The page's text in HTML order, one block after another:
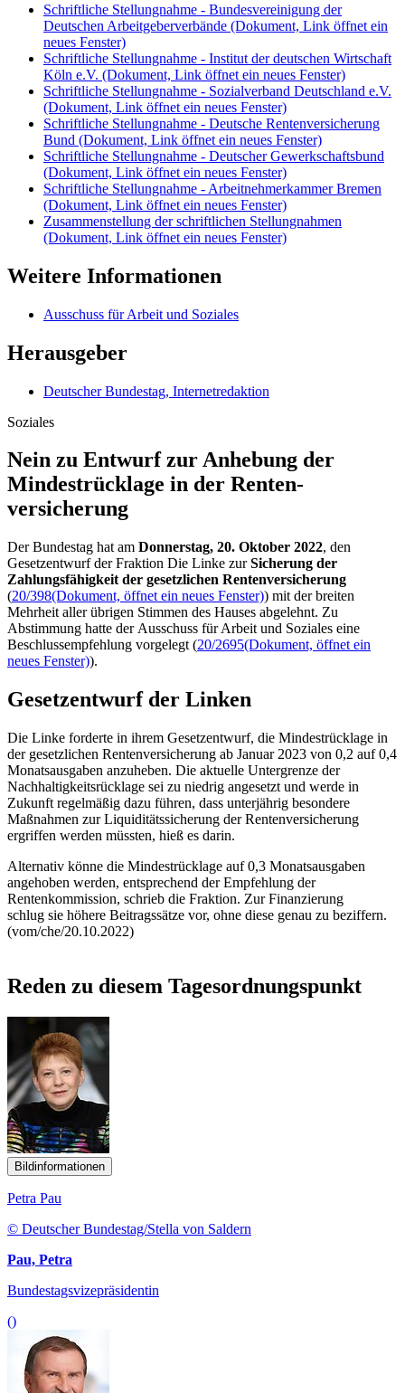
Schriftliche Stellungnahme - Bundesvereinigung der
Deutschen Arbeitgeberverbände (Dokument, Link öffnet ein
neues Fenster)
Schriftliche Stellungnahme - Institut der deutschen Wirtschaft
Köln e.V. (Dokument, Link öffnet ein neues Fenster)
Schriftliche Stellungnahme - Sozialverband Deutschland e.V.
(Dokument, Link öffnet ein neues Fenster)
Schriftliche Stellungnahme - Deutsche Rentenversicherung
Bund (Dokument, Link öffnet ein neues Fenster)
Schriftliche Stellungnahme - Deutscher Gewerkschaftsbund
(Dokument, Link öffnet ein neues Fenster)
Schriftliche Stellungnahme - Arbeitnehmerkammer Bremen
(Dokument, Link öffnet ein neues Fenster)
Zusammenstellung der schriftlichen Stellungnahmen
(Dokument, Link öffnet ein neues Fenster)
Weitere Informationen
Ausschuss für Arbeit und Soziales
Herausgeber
Deutscher Bundestag, Internetredaktion
Soziales
Nein zu Entwurf zur An­hebung der
Mindestrück­lage in der Renten­
versicherung
Der Bundestag hat am Donnerstag, 20. Oktober 2022, den
Gesetzentwurf der Fraktion Die Linke zurSicherung der
Zahlungsfähigkeit der gesetzlichen Rentenversicherung
(20/398(Dokument, öffnet ein neues Fenster)) mit der breiten
Mehrheit aller übrigen Stimmen des Hauses abgelehnt. Zu
Abstimmung hatte der Ausschuss für Arbeit und Soziales eine
Beschlussempfehlung vorgelegt (20/2695(Dokument, öffnet ein
neues Fenster)).
Gesetzentwurf der Linken
Die Linke forderte in ihrem Gesetzentwurf, die Mindestrücklage in
der gesetzlichen Rentenversicherung ab Januar 2023 von 0,2 auf 0,4
Monatsausgaben anzuheben. Die aktuelle Untergrenze der
Nachhaltigkeitsrücklage sei zu niedrig angesetzt und werde in
Zukunft regelmäßig dazu führen, dass unterjährig besondere
Maßnahmen zur Liquiditätssicherung der Rentenversicherung
ergriffen werden müssten, hieß es darin.
Alternativ könne die Mindestrücklage auf 0,3 Monatsausgaben
angehoben werden, entsprechend der Empfehlung der
Rentenkommission, schrieb die Fraktion. Zur Finanzierung
schlug sie höhere Beitragssätze vor, ohne diese genau zu beziffern.
(vom/che/20.10.2022)
Reden zu diesem Tagesordnungspunkt
Bildinformationen
Petra Pau
© Deutscher Bundestag/Stella von Saldern
Pau, Petra
Bundestagsvizepräsidentin
()